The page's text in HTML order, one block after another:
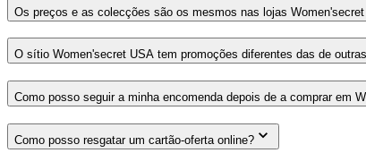
Os preços e as colecções são os mesmos nas lojas
O sítio Women'secret USA tem promoções diferentes das de
Como posso seguir a minha encomenda depois de a comprar em
Como posso resgatar um cartão-oferta online?